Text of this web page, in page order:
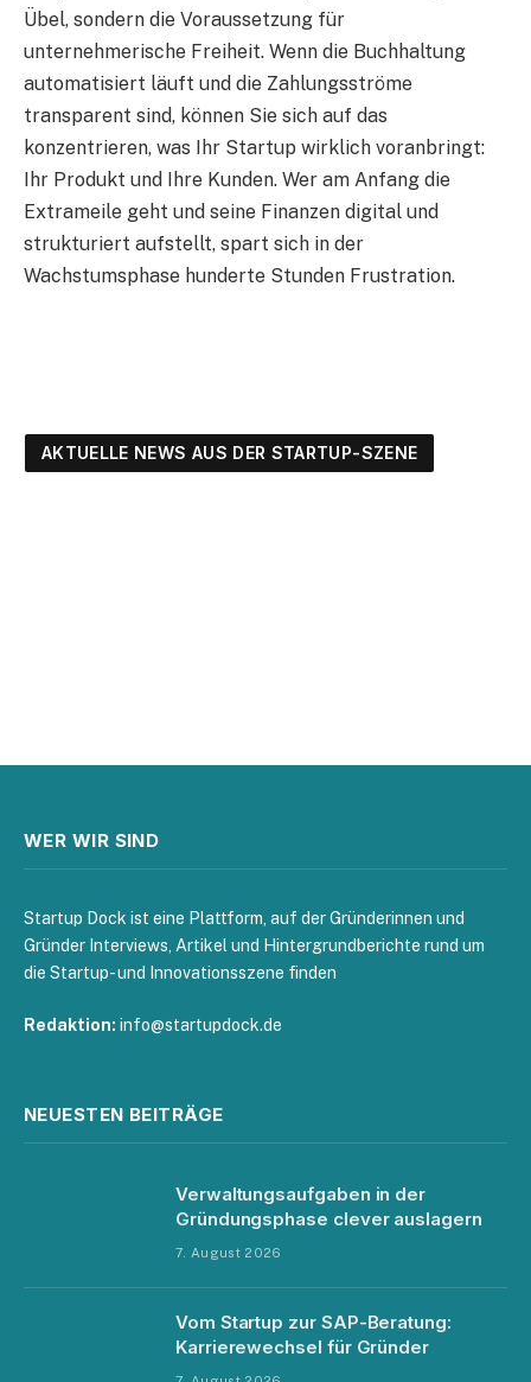
Übel, sondern die Voraussetzung für
unternehmerische Freiheit. Wenn die Buchhaltung
automatisiert läuft und die Zahlungsströme
transparent sind, können Sie sich auf das
konzentrieren, was Ihr Startup wirklich voranbringt:
Ihr Produkt und Ihre Kunden. Wer am Anfang die
Extrameile geht und seine Finanzen digital und
strukturiert aufstellt, spart sich in der
Wachstumsphase hunderte Stunden Frustration.
AKTUELLE NEWS AUS DER STARTUP-SZENE
WER WIR SIND
Startup Dock ist eine Plattform, auf der Gründerinnen und
Gründer Interviews, Artikel und Hintergrundberichte rund um
die Startup- und Innovationsszene finden
Redaktion: info@startupdock.de
NEUESTEN BEITRÄGE
Verwaltungsaufgaben in der
Gründungsphase clever auslagern
7. August 2026
Vom Startup zur SAP-Beratung:
Karrierewechsel für Gründer